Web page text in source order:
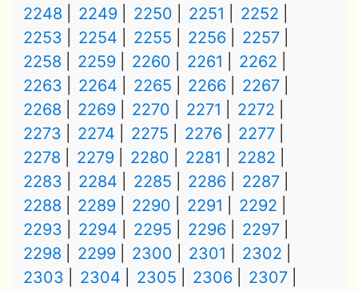
2248
2249 2250 2251
2252
2253
2254 2255 2256
2257
2258
2259 2260 2261
2262
2263
2264 2265 2266
2267
2268
2269 2270 2271
2272
2273
2274 2275 2276
2277
2278
2279 2280 2281
2282
2283
2284 2285 2286
2287
2288
2289 2290 2291
2292
2293
2294 2295 2296
2297
2298
2299 2300 2301
2302
2303
2304 2305 2306
2307